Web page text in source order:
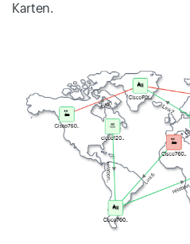
Karten.